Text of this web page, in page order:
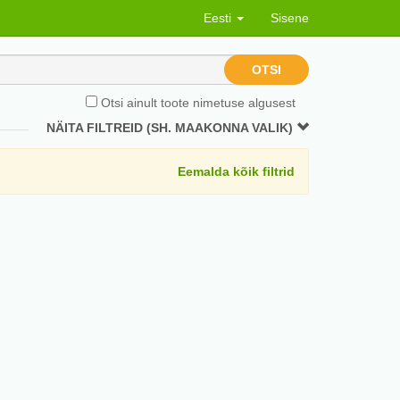
Eesti Sisene
OTSI
Otsi ainult toote nimetuse algusest
NÄITA FILTREID (SH. MAAKONNA VALIK)
Eemalda kõik filtrid